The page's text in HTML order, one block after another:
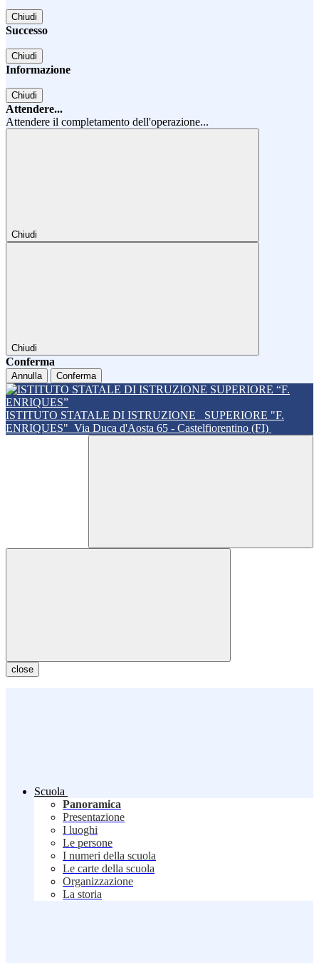
Chiudi
Successo
Chiudi
Informazione
Chiudi
Attendere...
Attendere il completamento dell'operazione...
Chiudi
Chiudi
Conferma
Annulla Conferma
ISTITUTO STATALE DI ISTRUZIONE
SUPERIORE "F.
ENRIQUES" Via Duca d'Aosta 65 - Castelfiorentino (FI)
close
Scuola
Panoramica
Presentazione
I luoghi
Le persone
I numeri della scuola
Le carte della scuola
Organizzazione
La storia